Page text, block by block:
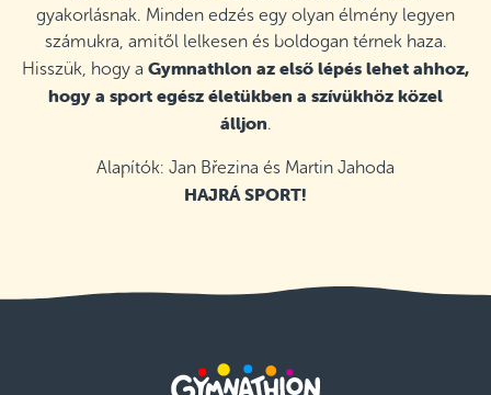
gyakorlásnak. Minden edzés egy olyan élmény legyen
számukra, amitől lelkesen és boldogan térnek haza.
Hisszük, hogy a Gymnathlon az első lépés lehet ahhoz,
hogy a sport egész életükben a szívükhöz közel
álljon.
Alapítók: Jan Březina és Martin Jahoda
HAJRÁ SPORT!